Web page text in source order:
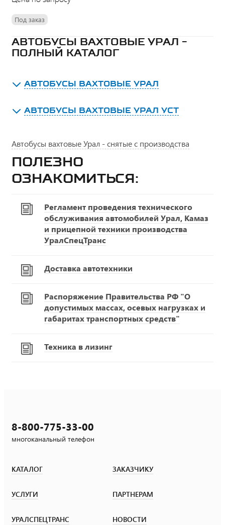
Под заказ
АВТОБУСЫ ВАХТОВЫЕ УРАЛ -
ПОЛНЫЙ КАТАЛОГ
АВТОБУСЫ ВАХТОВЫЕ УРАЛ
АВТОБУСЫ ВАХТОВЫЕ УРАЛ УСТ
Автобусы вахтовые Урал - снятые с производства
Полезно
ознакомиться:
Регламент проведения технического
обслуживания автомобилей Урал, Камаз
и прицепной техники производства
УралСпецТранс
Доставка автотехники
Распоряжение Правительства РФ "О
допустимых массах, осевых нагрузках и
габаритах транспортных средств"
Техника в лизинг
8-800-775-33-00
многоканальный телефон
КАТАЛОГ ЗАКАЗЧИКУ
УСЛУГИ ПАРТНЕРАМ
УРАЛСПЕЦТРАНС НОВОСТИ